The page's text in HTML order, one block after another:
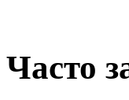
Часто